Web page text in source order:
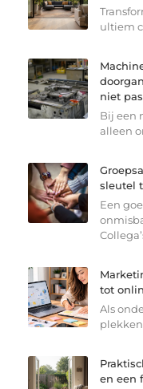
ultiem
niet
Bij een
alleen
sleutel
Een
tot
Als
en een